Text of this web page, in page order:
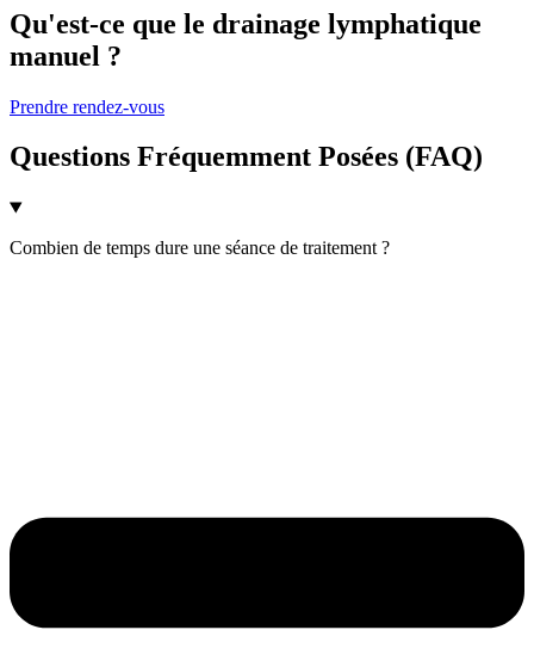
Qu'est-ce que le drainage lymphatique
manuel ?
Prendre rendez-vous
Questions Fréquemment Posées (FAQ)
Combien de temps dure une séance de traitement ?